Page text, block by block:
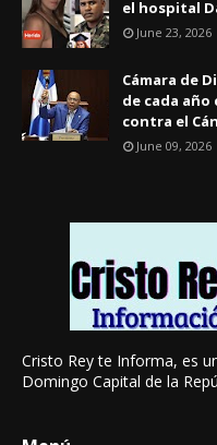
el hospital
June 23, 2026
Cámara de
de cada año
contra el
June 09, 2026
Cristo Rey te Informa, es
Domingo Capital de la